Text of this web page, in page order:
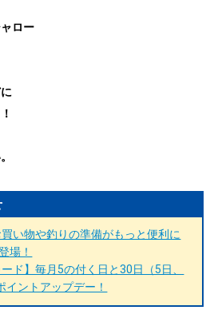
ロー
い物や釣りの準備がもっと便利に
場！
ド】毎月5の付く日と30日（5日、
ントアップデー！